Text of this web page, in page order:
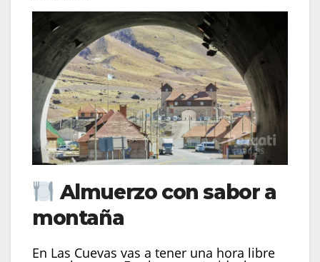
Almuerzo con sabor a
montaña
En Las Cuevas vas a tener una hora libre